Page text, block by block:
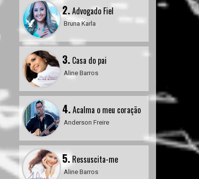
2.Advogado Fiel
Bruna Karla
3.Casa do pai
Aline Barros
4.Acalma o meu coração
Anderson Freire
5.Ressuscita-me
Aline Barros